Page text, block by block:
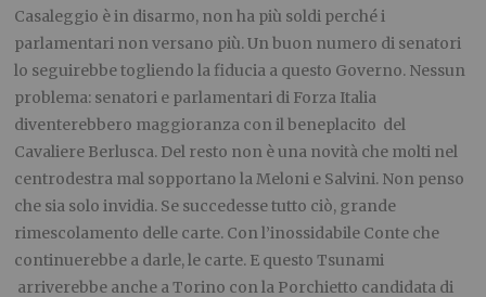
Casaleggio è in disarmo, non ha più soldi perché i
parlamentari non versano più. Un buon numero di senatori
lo seguirebbe togliendo la fiducia a questo Governo. Nessun
problema: senatori e parlamentari di Forza Italia
diventerebbero maggioranza con il beneplacito del
Cavaliere Berlusca. Del resto non è una novità che molti nel
centrodestra mal sopportano la Meloni e Salvini. Non penso
che sia solo invidia. Se succedesse tutto ciò, grande
rimescolamento delle carte. Con l’inossidabile Conte che
continuerebbe a darle, le carte. E questo Tsunami
arriverebbe anche a Torino con la Porchietto candidata di